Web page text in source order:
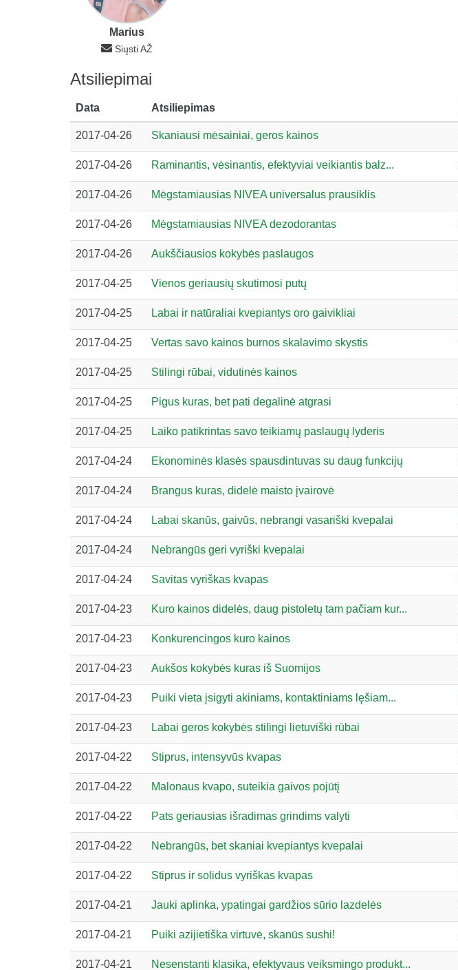
Marius
Siųsti AŽ
Atsiliepimai
Data Atsiliepimas
2017-04-26 Skaniausi mėsainiai, geros kainos
2017-04-26 Raminantis, vėsinantis, efektyviai veikiantis balz...
2017-04-26 Mėgstamiausias NIVEA universalus prausiklis
2017-04-26 Mėgstamiausias NIVEA dezodorantas
2017-04-26 Aukščiausios kokybės paslaugos
2017-04-25 Vienos geriausių skutimosi putų
2017-04-25 Labai ir natūraliai kvepiantys oro gaivikliai
2017-04-25 Vertas savo kainos burnos skalavimo skystis
2017-04-25 Stilingi rūbai, vidutinės kainos
2017-04-25 Pigus kuras, bet pati degalinė atgrasi
2017-04-25 Laiko patikrintas savo teikiamų paslaugų lyderis
2017-04-24 Ekonominės klasės spausdintuvas su daug funkcijų
2017-04-24 Brangus kuras, didelė maisto įvairovė
2017-04-24 Labai skanūs, gaivūs, nebrangi vasariški kvepalai
2017-04-24 Nebrangūs geri vyriški kvepalai
2017-04-24 Savitas vyriškas kvapas
2017-04-23 Kuro kainos didelės, daug pistoletų tam pačiam kur...
2017-04-23 Konkurencingos kuro kainos
2017-04-23 Aukšos kokybės kuras iš Suomijos
2017-04-23 Puiki vieta įsigyti akiniams, kontaktiniams lęšiam...
2017-04-23 Labai geros kokybės stilingi lietuviški rūbai
2017-04-22 Stiprus, intensyvūs kvapas
2017-04-22 Malonaus kvapo, suteikia gaivos pojūtį
2017-04-22 Pats geriausias išradimas grindims valyti
2017-04-22 Nebrangūs, bet skaniai kvepiantys kvepalai
2017-04-22 Stiprus ir solidus vyriškas kvapas
2017-04-21 Jauki aplinka, ypatingai gardžios sūrio lazdelės
2017-04-21 Puiki azijietiška virtuvė, skanūs sushi!
2017-04-21 Nesenstanti klasika, efektyvaus veiksmingo produkt...